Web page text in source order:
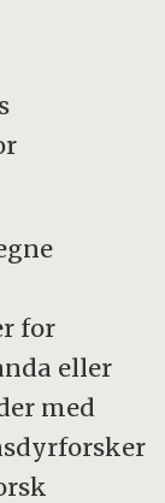
for
eller
med